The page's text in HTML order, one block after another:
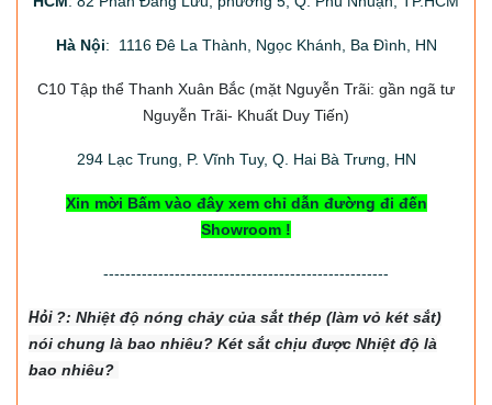
Hà Nội: 1116 Đê La Thành, Ngọc Khánh, Ba Đình, HN
C10 Tập thể Thanh Xuân Bắc (mặt Nguyễn Trãi: gần ngã tư
Nguyễn Trãi- Khuất Duy Tiến)
294Lạc Trung, P. Vĩnh Tuy, Q. Hai Bà Trưng, HN
Xin mời Bấm vào đây xem chỉ dẫn đường đi đến
Showroom !
----------------------------------------------------
Hỏi ?: Nhiệt độ nóng chảy của sắt thép (làm vỏ két sắt)
nói chung là bao nhiêu? Két sắt chịu được Nhiệt độ là
bao nhiêu?